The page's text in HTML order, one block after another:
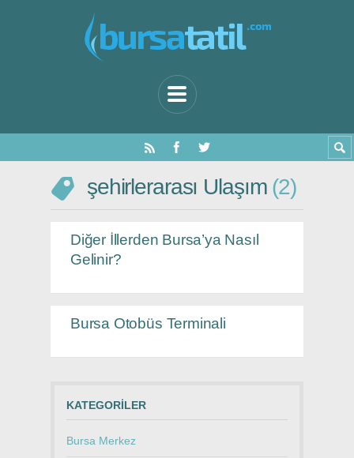
şehirlerarası Ulaşım 2
Diğer İllerden Bursa’ya Nasıl
Gelinir?
Bursa Otobüs Terminali
KATEGORILER
Bursa Merkez